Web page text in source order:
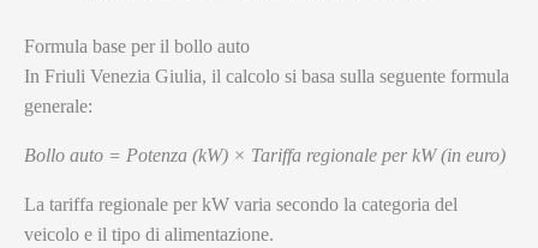
Formula base per il bollo auto
In Friuli Venezia Giulia, il calcolo si basa sulla seguente formula
generale:
Bollo auto = Potenza (kW) × Tariffa regionale per kW (in euro)
La tariffa regionale per kW varia secondo la categoria del
veicolo e il tipo di alimentazione.